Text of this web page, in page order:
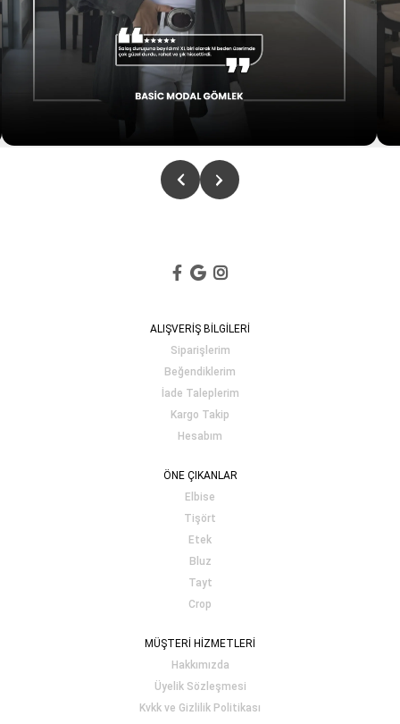
ALIŞVERİŞ BİLGİLERİ
Siparişlerim
Beğendiklerim
İade Taleplerim
Kargo Takip
Hesabım
ÖNE ÇIKANLAR
Elbise
Tişört
Etek
Bluz
Tayt
Crop
MÜŞTERİ HİZMETLERİ
Hakkımızda
Üyelik Sözleşmesi
Kvkk ve Gizlilik Politikası